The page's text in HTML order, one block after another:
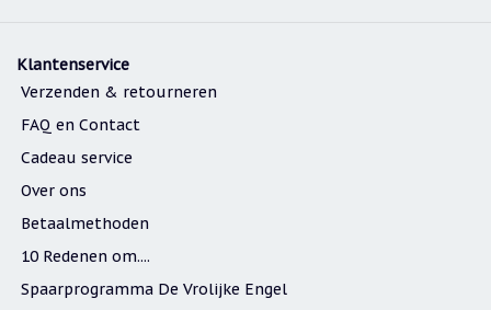
Klantenservice
Verzenden & retourneren
FAQ en Contact
Cadeau service
Over ons
Betaalmethoden
10 Redenen om....
Spaarprogramma De Vrolijke Engel